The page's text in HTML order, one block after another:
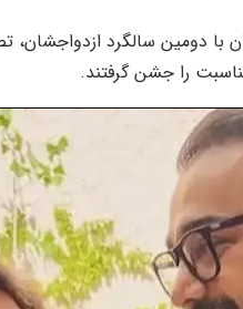
دومین سالگرد ازدواجشان،
را جشن گرفتند.